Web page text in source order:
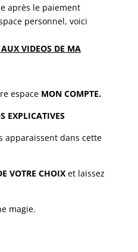
après le paiement
personnel, voici
VIDEOS DE MA
espace MON COMPTE.
EXPLICATIVES
apparaissent dans cette
VOTRE CHOIX et laissez
magie.